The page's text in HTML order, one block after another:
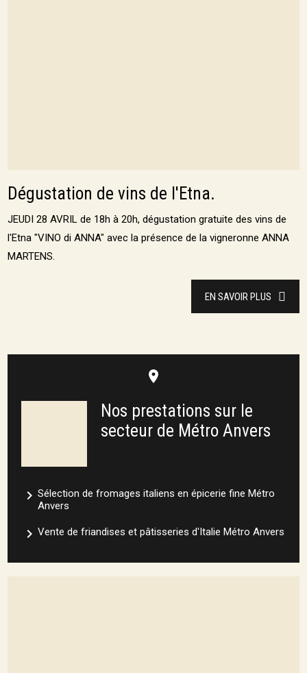
Dégustation de vins de l'Etna.
JEUDI 28 AVRIL de 18h à 20h, dégustation gratuite des vins de
l'Etna "VINO di ANNA" avec la présence de la vigneronne ANNA
MARTENS.
EN SAVOIR PLUS
place
Nos prestations sur le
secteur de Métro Anvers
navigate_nextSélection de fromages italiens en épicerie fine Métro
Anvers
navigate_nextVente de friandises et pâtisseries d'Italie Métro Anvers